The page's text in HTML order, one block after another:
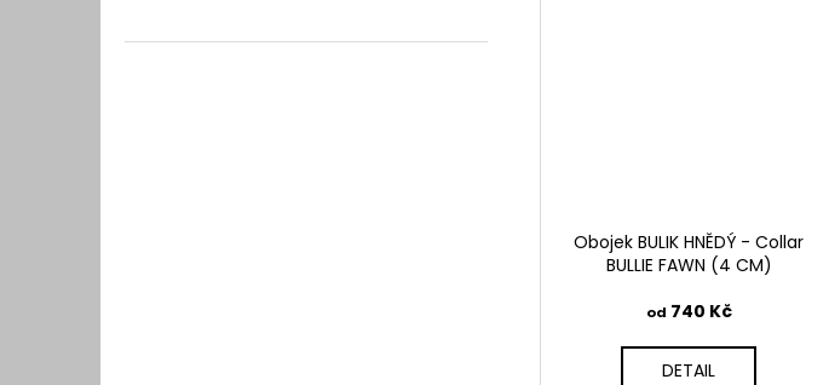
Obojek BULIK HNĚDÝ - Collar
BULLIE FAWN (4 CM)
od 740 Kč
DETAIL